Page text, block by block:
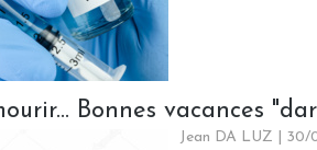
Bonnes vacances
Jean DA LUZ | 30/